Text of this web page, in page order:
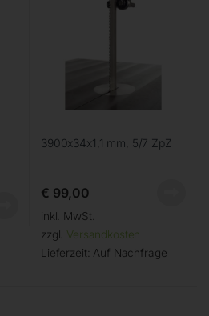
3900x34x1,1 mm, 5/7 ZpZ
€ 99,00
inkl. MwSt.
zzgl. Versandkosten
Lieferzeit: Auf Nachfrage